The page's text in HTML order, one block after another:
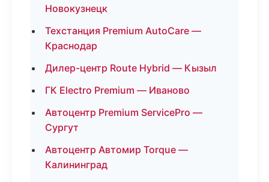
Новокузнецк
Техстанция Premium AutoCare —
Краснодар
Дилер-центр Route Hybrid — Кызыл
ГК Electro Premium — Иваново
Автоцентр Premium ServicePro —
Сургут
Автоцентр Автомир Torque —
Калининград